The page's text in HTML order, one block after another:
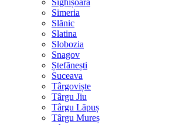
Sighișoara
Simeria
Slănic
Slatina
Slobozia
Snagov
Ștefănești
Suceava
Târgoviște
Târgu Jiu
Târgu Lăpuș
Târgu Mureș